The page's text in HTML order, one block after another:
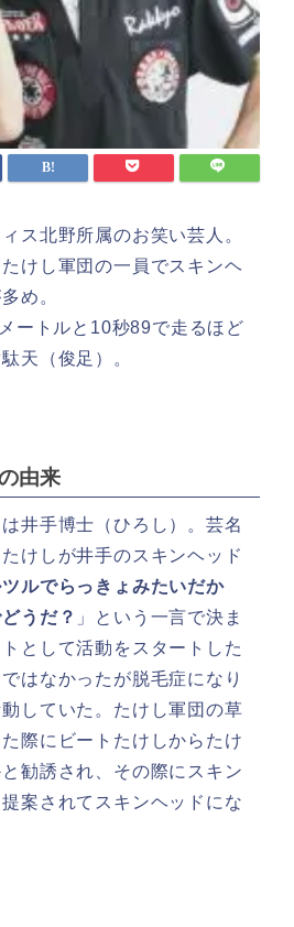
ス北野所属のお笑い芸人。
けし軍団の一員でスキンヘ
め。
ートルと10秒89で走るほど
天（俊足）。
由来
井手博士（ひろし）。芸名
けしが井手のスキンヘッド
ルでらっきょみたいだか
うだ？ 」という一言で決ま
として活動をスタートした
はなかったが脱毛症になり
していた。たけし軍団の草
際にビートたけしからたけ
勧誘され、その際にスキン
案されてスキンヘッドにな